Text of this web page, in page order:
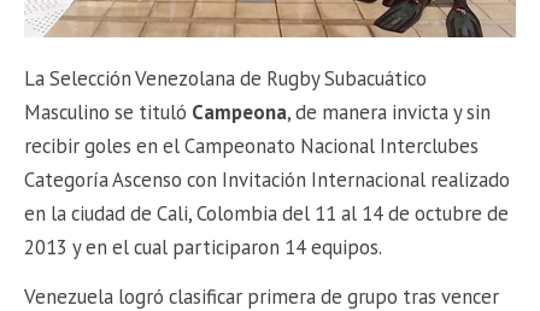
La Selección Venezolana de Rugby Subacuático
Masculino se tituló Campeona, de manera invicta y sin
recibir goles en el Campeonato Nacional Interclubes
Categoría Ascenso con Invitación Internacional realizado
en la ciudad de Cali, Colombia del 11 al 14 de octubre de
2013 y en el cual participaron 14 equipos.
Venezuela logró clasificar primera de grupo tras vencer